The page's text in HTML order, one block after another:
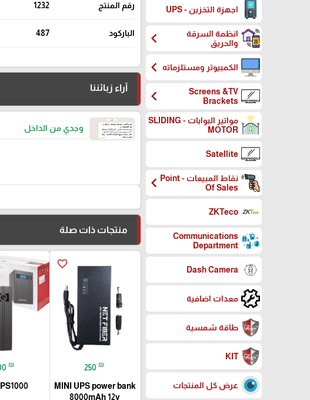
اجهزة التخزين - UPS
انظمة السرقة
والحريق
chevron_left
الكمبيوتر ومستلزماتهchevron_left
Screens &TV
Brackets
chevron_left
مواتير البوابات - SLIDING
MOTOR
Satellite
نقاط المبيعات - Point
Of Sales
chevron_left
ZKTeco
Communications
Department
Dash Camera
معدات اضافية
طاقة شمسية
KIT
عرض كل المنتجات
رقم المنتج 1232
الباركود 487
آراء زبائننا
وجدي من الداخل
منتجات ذات صلة
favorite_border
250 ₪
MINI UPS power bank
8000mAh 12v
₪